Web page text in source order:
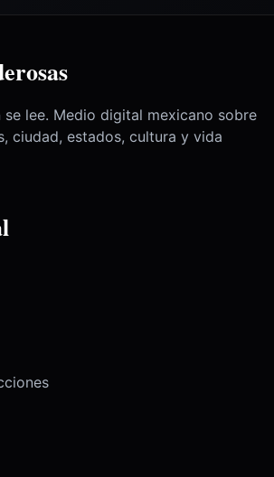
se lee. Medio digital mexicano sobre
ciudad, estados, cultura y vida